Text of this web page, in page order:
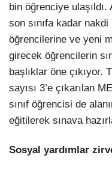
bin öğrenciye
son sınıfa kadar
öğrencilerine ve yeni
girecek öğrencilerin
başlıklar öne
sayısı 3’e çıkarılan
sınıf öğrencisi de
eğitilerek sınava
Sosyal yardımlar